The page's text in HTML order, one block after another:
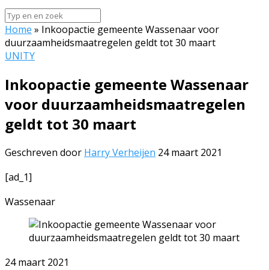
Home » Inkoopactie gemeente Wassenaar voor
duurzaamheidsmaatregelen geldt tot 30 maart
UNITY
Inkoopactie gemeente Wassenaar
voor duurzaamheidsmaatregelen
geldt tot 30 maart
Geschreven door Harry Verheijen 24 maart 2021
[ad_1]
Wassenaar
24 maart 2021